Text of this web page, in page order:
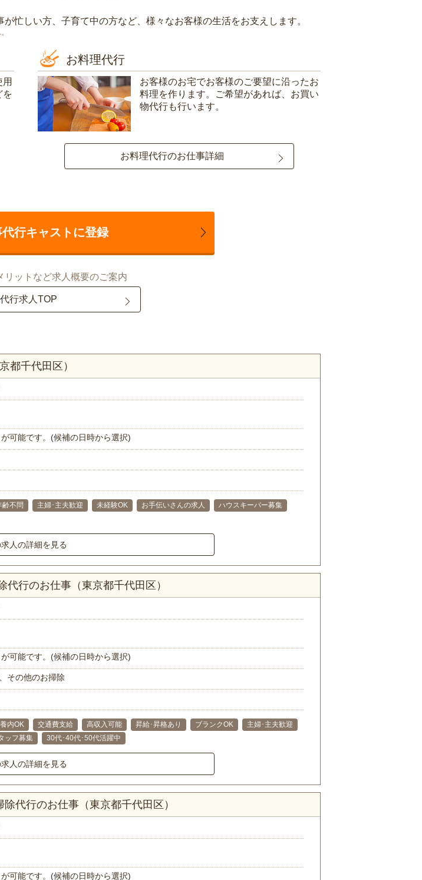
が忙しい方、子育て中の方など、様々なお客様の生活をお支えします。
を
お料理代行
お客様のお宅でお客様のご要望に沿ったお
料理を作ります。ご希望があれば、お買い
物代行も行います。
お料理代行のお仕事詳細
代行キャストに登録
リットなど求人概要のご案内
行求人TOP
都千代田区）
可能です。(候補の日時から選択)
齢不問 主婦･主夫歓迎 未経験OK お手伝いさんの求人
ハウスキーパー募集
求人の詳細を見る
行のお仕事（東京都千代田区）
可能です。(候補の日時から選択)
その他のお掃除
内OK 交通費支給 高収入可能 昇給･昇格あり ブランクOK
主婦･主夫歓迎
ッフ募集 30代･40代･50代活躍中
求人の詳細を見る
代行のお仕事（東京都千代田区）
可能です。(候補の日時から選択)